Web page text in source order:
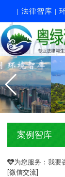
| 法律智库 |
案例智库
为您服务：我要
[微信交流]